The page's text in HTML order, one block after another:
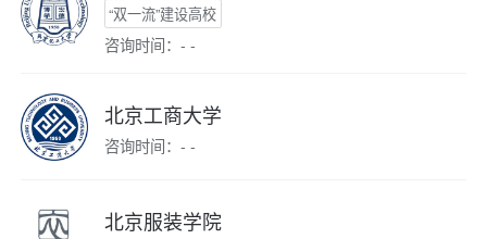
“双一流”建设高校
咨询时间：- -
北京工商大学
咨询时间：- -
北京服装学院